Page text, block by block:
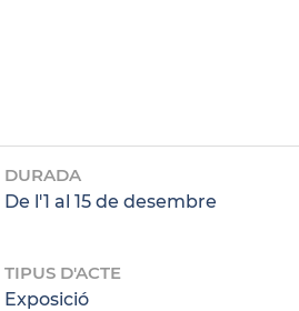
DURADA
De l'1 al 15 de desembre
TIPUS D'ACTE
Exposició